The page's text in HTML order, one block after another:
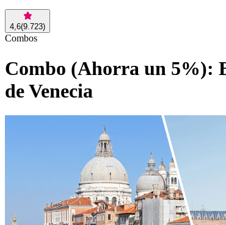
4,6(9.723)
Combos
Combo (Ahorra un 5%):
de Venecia